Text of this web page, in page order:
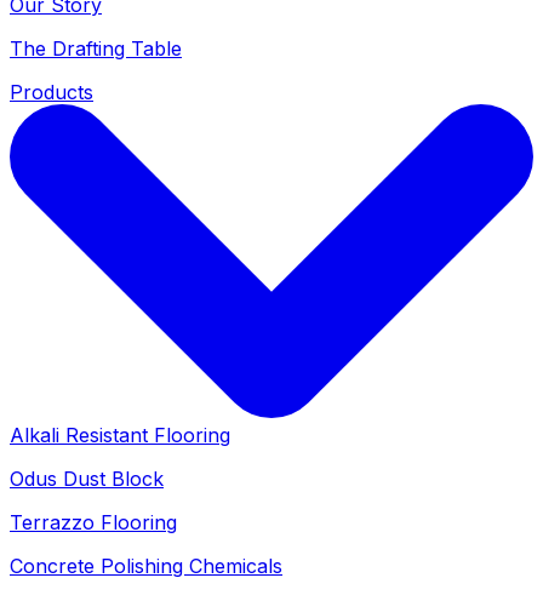
The Drafting Table
Products
Alkali Resistant Flooring
Odus Dust Block
Terrazzo Flooring
Concrete Polishing Chemicals